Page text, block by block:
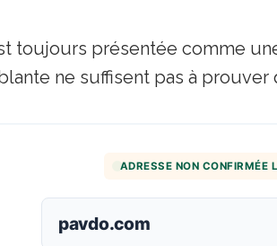
toujours présentée comme
ne suffisent pas à
ADRESSE NON CONFIRMÉE
pavdo.com